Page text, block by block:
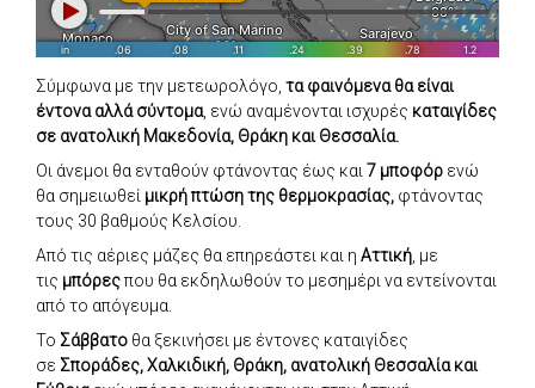
Σύμφωνα με την μετεωρολόγο, τα φαινόμενα θα είναι
έντονα αλλά σύντομα, ενώ αναμένονται ισχυρές καταιγίδες
σε ανατολική Μακεδονία, Θράκη και Θεσσαλία.
Οι άνεμοι θα ενταθούν φτάνοντας έως και 7 μποφόρ ενώ
θα σημειωθεί μικρή πτώση της θερμοκρασίας, φτάνοντας
τους 30 βαθμούς Κελσίου.
Από τις αέριες μάζες θα επηρεάστει και η Αττική , με
τις μπόρεςπου θα εκδηλωθούν το μεσημέρι να εντείνονται
από το απόγευμα.
Το Σάββατο θα ξεκινήσει με έντονες καταιγίδες
σε Σποράδες, Χαλκιδική, Θράκη, ανατολική Θεσσαλία και